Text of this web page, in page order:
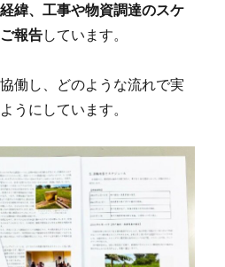
緯、工事や物資調達のスケ
報告しています。
働し、どのような流れで実
うにしています。